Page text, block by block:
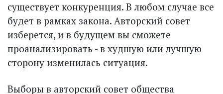
существует конкуренция. В любом случае все
будет в рамках закона. Авторский совет
изберется, и в будущем вы сможете
проанализировать - в худшую или лучшую
сторону изменилась ситуация.
Выборы в авторский совет общества